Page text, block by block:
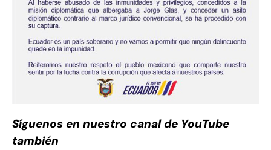
Síguenos en nuestro canal de YouTube
también